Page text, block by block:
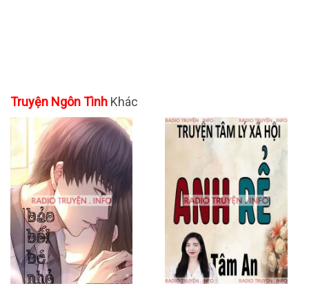
Truyện Ngôn Tình Khác